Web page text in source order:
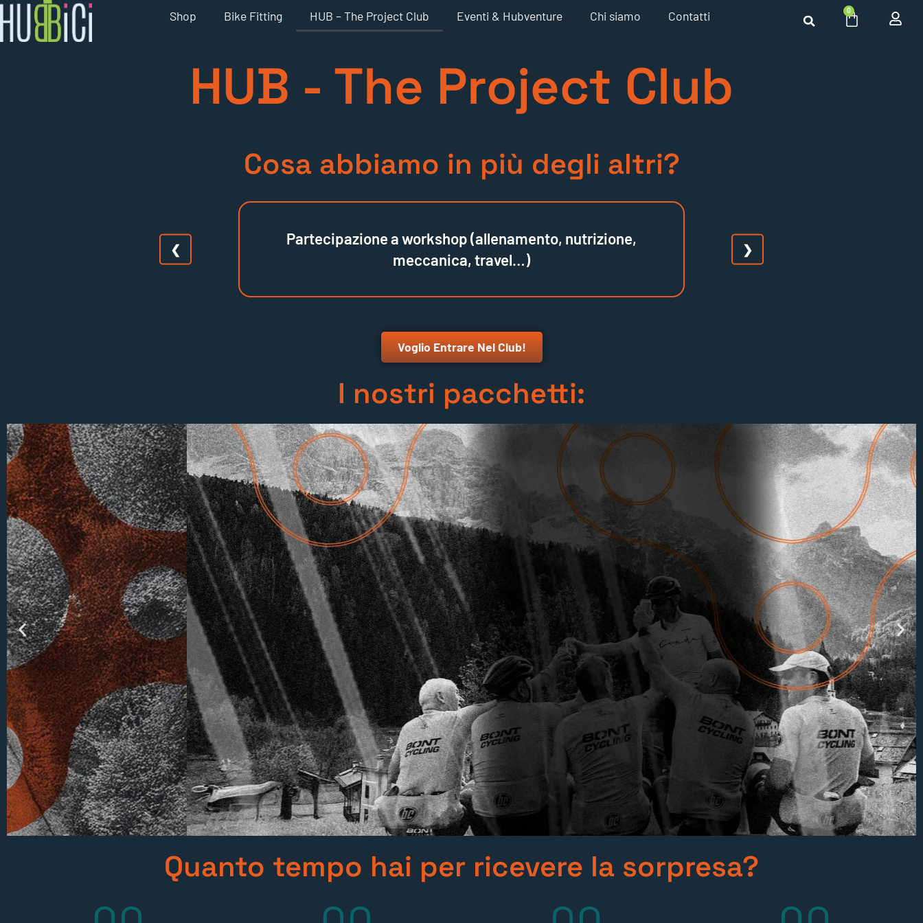
Shop Bike Fitting HUB – The Project Club Eventi & Hubventure Chi siamo Contatti 0
HUB - The Project Club
Cosa abbiamo in più degli altri?
Partecipazione a workshop (allenamento, nutrizione,
meccanica, travel…)
❮ ❯
Voglio Entrare Nel Club!
I nostri pacchetti:
Quanto tempo hai per ricevere la sorpresa?